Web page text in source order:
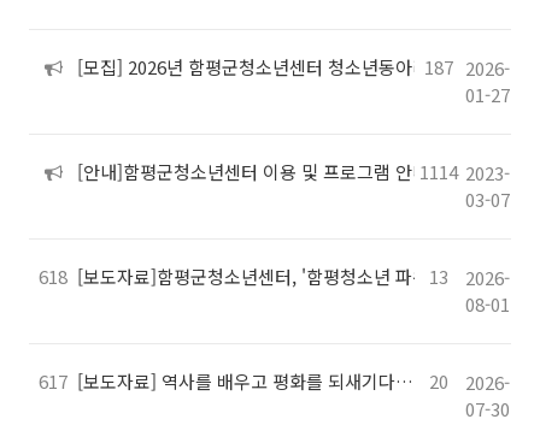
[모집] 2026년 함평군청소년센터 청소년동아리, 동아리연합
187 2026-
01-27
[안내]함평군청소년센터 이용 및 프로그램 안내1114 2023-
03-07
618 [보도자료]함평군청소년센터, '함평청소년 파워업!' 성공적 마
13
2026-
08-01
617 [보도자료] 역사를 배우고 평화를 되새기다… 함평군청소년
20
2026-
07-30